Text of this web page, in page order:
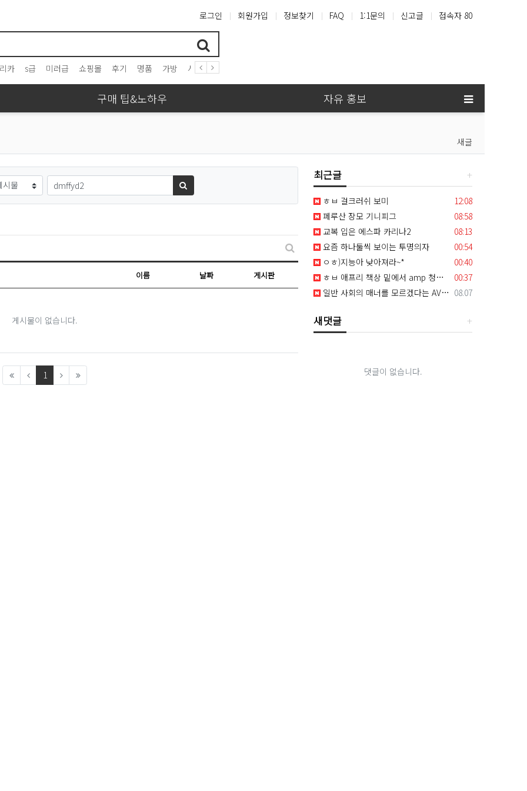
로그인 회원가입 정보찾기 FAQ 1:1문의 신고글 접속자 80
카 s급 미러급 쇼핑몰 후기 명품 가방 시계 프라다
구매 팁&노하우 자유 홍보
새글
검색어필수
검색하기
새글 검색
이름 날짜 게시판
게시물이 없습니다.
1 (current)
최근글
등록일
12:08
ㅎㅂ 걸크러쉬 보미
등록일
08:58
페루산 장모 기니피그
등록일
08:13
교복 입은 에스파 카리나2
등록일
00:54
요즘 하나둘씩 보이는 투명의자
등록일
00:40
ㅇㅎ)지능아 낮아져라~*
등록일
00:37
ㅎㅂ 애프리 책상 밑에서 amp 청바지 내리고 mp4
등록일
08.07
일반 사회의 매너를 모르겠다는 AV 여배우
새댓글
댓글이 없습니다.